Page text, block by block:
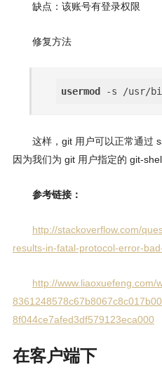
缺点：该账号有登录权限
修复方法
usermod
这样，git 用户可以正常通过
因为我们为 git 用户指定的 git-
参考链接：
http://stackoverflow.com/
results-in-fatal-protocol-error-
http://www.liaoxuefeng.com/
8f044ce7afed3df579123eca000
在客户端下